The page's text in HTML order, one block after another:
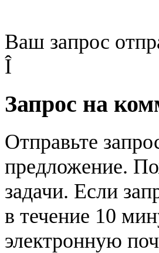
Ваш запрос
Î
Запрос на
Отправьте
предложение.
задачи. Если
в течение 10
электронную